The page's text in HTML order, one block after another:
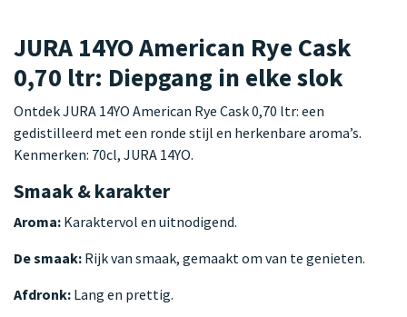
JURA 14YO American Rye Cask
0,70 ltr: Diepgang in elke slok
Ontdek JURA 14YO American Rye Cask 0,70 ltr: een
gedistilleerd met een ronde stijl en herkenbare aroma’s.
Kenmerken: 70cl, JURA 14YO.
Smaak & karakter
Aroma: Karaktervol en uitnodigend.
De smaak: Rijk van smaak, gemaakt om van te genieten.
Afdronk: Lang en prettig.